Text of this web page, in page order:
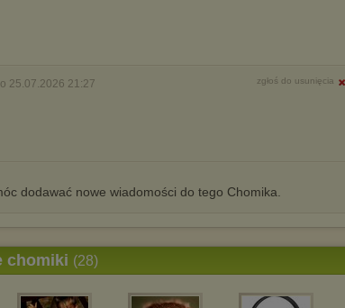
25.07.2026 21:27 zgłoś do usunięcia
dodawać nowe wiadomości do tego Chomika.
chomiki (28)